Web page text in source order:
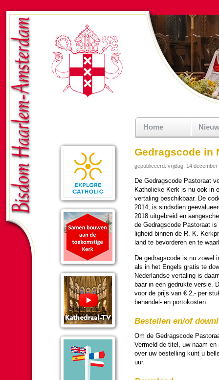
Home
Gedragscode in
gepubliceerd: vrijdag, 14 december
De Gedrags­co­de Pas­to­raat
Katho­lieke Kerk is nu ook in
vertaling be­schik­baar. De
2014, is sindsdien
2018 uit­ge­breid en
de Gedrags­co­de Pas­to­raat
lig­heid binnen de R.-K.
land te bevor­de­ren en te
De gedrags­co­de is nu zowel
als in het Engels gratis te
Neder­landse vertaling is
baar in een gedrukte versie.
voor de prijs van € 2,- per
behandel- en porto­kos­ten.
Be­stel­len en/of
Om de Gedrags­co­de
Vermeld de titel, uw naam
over uw be­stel­ling kunt u
uur.